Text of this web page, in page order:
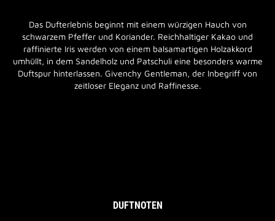
Das Dufterlebnis beginnt mit einem würzigen Hauch von
schwarzem Pfeffer und Koriander. Reichhaltiger Kakao und
raffinierte Iris werden von einem balsamartigen Holzakkord
umhüllt, in dem Sandelholz und Patschuli eine besonders warme
Duftspur hinterlassen. Givenchy Gentleman, der Inbegriff von
zeitloser Eleganz und Raffinesse.
DUFTNOTEN